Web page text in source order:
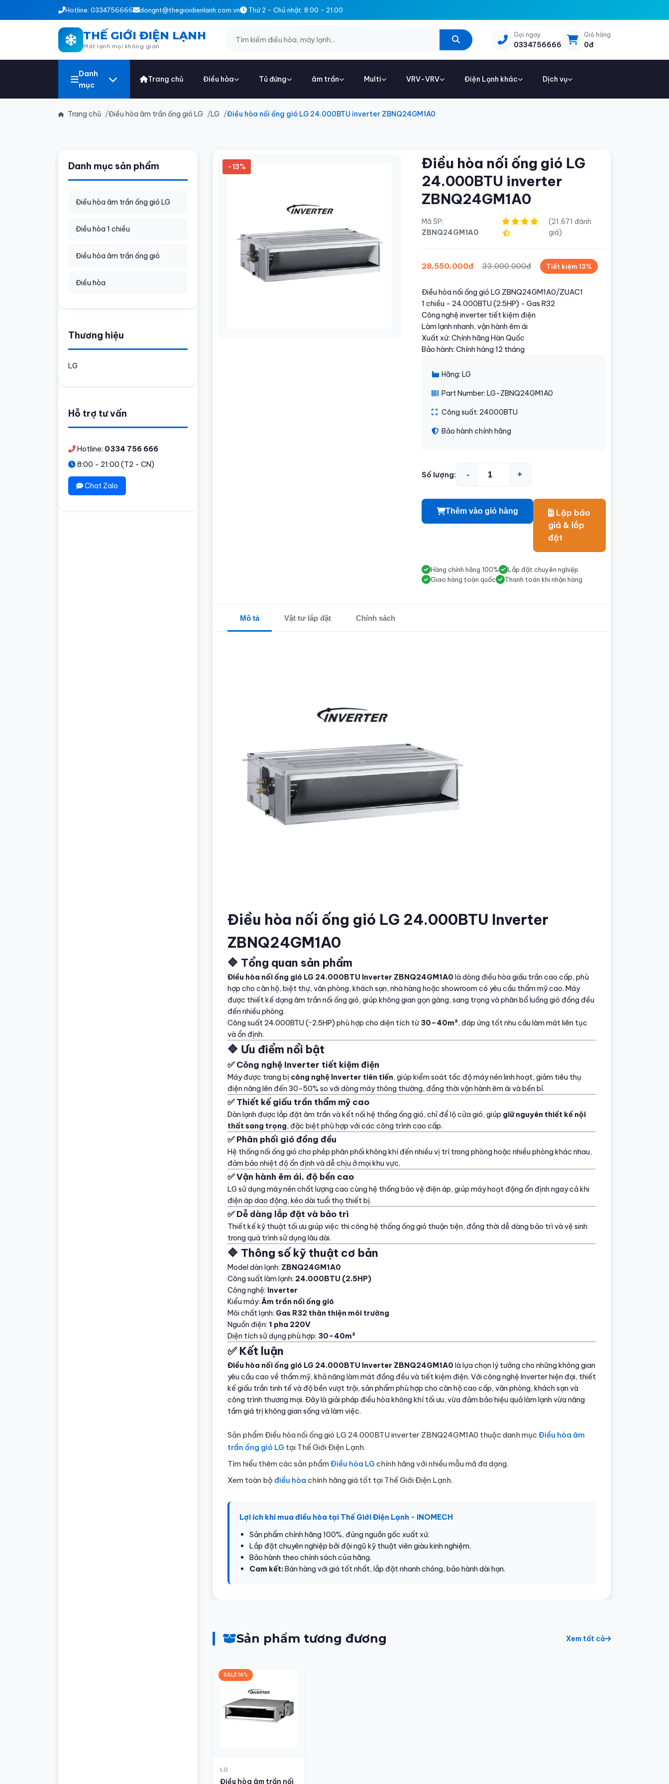
Hotline: 0334756666 dongnt@thegioidienlanh.com.vn Thứ 2 - Chủ nhật: 8:00 - 21:00
THẾ GIỚI ĐIỆN LẠNH
Mát lạnh mọi không gian
Gọi ngay
0334756666
Giỏ hàng
0đ
Danh
mục
Trang chủ Điều hòa Tủ đứng âm trần Multi VRV-VRV Điện Lạnh khác Dịch vụ
Trang chủ Điều hòa âm trần ống gió LG LG Điều hòa nối ống gió LG 24.000BTU inverter ZBNQ24GM1A0
Danh mục sản phẩm
Điều hòa âm trần ống gió LG
Điều hòa 1 chiều
Điều hòa âm trần ống gió
Điều hòa
Thương hiệu
LG
Hỗ trợ tư vấn
Hotline: 0334 756 666
8:00 - 21:00 (T2 - CN)
Chat Zalo
-13%
Điều hòa nối ống gió LG
24.000BTU inverter
ZBNQ24GM1A0
Mã SP:
ZBNQ24GM1A0
(21,671 đánh
giá)
28,550,000đ 33,000,000đ Tiết kiệm 13%
Điều hòa nối ống gió LG ZBNQ24GM1A0/ZUAC1
1 chiều - 24.000BTU (2.5HP) - Gas R32
Công nghệ inverter tiết kiệm điện
Làm lạnh nhanh, vận hành êm ái
Xuất xứ: Chính hãng Hàn Quốc
Bảo hành: Chính háng 12 tháng
Hãng: LG
Part Number: LG-ZBNQ24GM1A0
Công suất: 24000BTU
Bảo hành chính hãng
Số lượng: - +
Thêm vào giỏ hàng
Lập báo
giá & lắp
đặt
Hàng chính hãng 100%
Lắp đặt chuyên nghiệp
Giao hàng toàn quốc
Thanh toán khi nhận hàng
Mô tả Vật tư lắp đặt Chính sách
Điều hòa nối ống gió LG 24.000BTU Inverter
ZBNQ24GM1A0
🔷 Tổng quan sản phẩm
Điều hòa nối ống gió LG 24.000BTU Inverter ZBNQ24GM1A0 là dòng điều hòa giấu trần cao cấp, phù
hợp cho căn hộ, biệt thự, văn phòng, khách sạn, nhà hàng hoặc showroom có yêu cầu thẩm mỹ cao. Máy
được thiết kế dạng âm trần nối ống gió, giúp không gian gọn gàng, sang trọng và phân bổ luồng gió đồng đều
đến nhiều phòng.
Công suất 24.000BTU (~2.5HP) phù hợp cho diện tích từ 30–40m², đáp ứng tốt nhu cầu làm mát liên tục
và ổn định.
🔷 Ưu điểm nổi bật
✅ Công nghệ Inverter tiết kiệm điện
Máy được trang bị công nghệ Inverter tiên tiến, giúp kiểm soát tốc độ máy nén linh hoạt, giảm tiêu thụ
điện năng lên đến 30–50% so với dòng máy thông thường, đồng thời vận hành êm ái và bền bỉ.
✅ Thiết kế giấu trần thẩm mỹ cao
Dàn lạnh được lắp đặt âm trần và kết nối hệ thống ống gió, chỉ để lộ cửa gió, giúp giữ nguyên thiết kế nội
thất sang trọng, đặc biệt phù hợp với các công trình cao cấp.
✅ Phân phối gió đồng đều
Hệ thống nối ống gió cho phép phân phối không khí đến nhiều vị trí trong phòng hoặc nhiều phòng khác nhau,
đảm bảo nhiệt độ ổn định và dễ chịu ở mọi khu vực.
✅ Vận hành êm ái, độ bền cao
LG sử dụng máy nén chất lượng cao cùng hệ thống bảo vệ điện áp, giúp máy hoạt động ổn định ngay cả khi
điện áp dao động, kéo dài tuổi thọ thiết bị.
✅ Dễ dàng lắp đặt và bảo trì
Thiết kế kỹ thuật tối ưu giúp việc thi công hệ thống ống gió thuận tiện, đồng thời dễ dàng bảo trì và vệ sinh
trong quá trình sử dụng lâu dài.
🔷 Thông số kỹ thuật cơ bản
Model dàn lạnh: ZBNQ24GM1A0
Công suất làm lạnh: 24.000BTU (2.5HP)
Công nghệ: Inverter
Kiểu máy: Âm trần nối ống gió
Môi chất lạnh: Gas R32 thân thiện môi trường
Nguồn điện: 1 pha 220V
Diện tích sử dụng phù hợp: 30–40m²
✅ Kết luận
Điều hòa nối ống gió LG 24.000BTU Inverter ZBNQ24GM1A0 là lựa chọn lý tưởng cho những không gian
yêu cầu cao về thẩm mỹ, khả năng làm mát đồng đều và tiết kiệm điện. Với công nghệ Inverter hiện đại, thiết
kế giấu trần tinh tế và độ bền vượt trội, sản phẩm phù hợp cho căn hộ cao cấp, văn phòng, khách sạn và
công trình thương mại. Đây là giải pháp điều hòa không khí tối ưu, vừa đảm bảo hiệu quả làm lạnh vừa nâng
tầm giá trị không gian sống và làm việc.
Sản phẩm Điều hòa nối ống gió LG 24.000BTU inverter ZBNQ24GM1A0 thuộc danh mục Điều hòa âm
trần ống gió LG tại Thế Giới Điện Lạnh.
Tìm hiểu thêm các sản phẩmĐiều hòa LG chính hãng với nhiều mẫu mã đa dạng.
Xem toàn bộ điều hòa chính hãng giá tốt tại Thế Giới Điện Lạnh.
Lợi ích khi mua điều hòa tại Thế Giới Điện Lạnh - INOMECH
Sản phẩm chính hãng 100%, đúng nguồn gốc xuất xứ.
Lắp đặt chuyên nghiệp bởi đội ngũ kỹ thuật viên giàu kinh nghiệm.
Bảo hành theo chính sách của hãng.
Cam kết:Bán hàng với giá tốt nhất, lắp đặt nhanh chóng, bảo hành dài hạn.
Sản phẩm tương đương Xem tất cả
SALE 16%
LG
Điều hòa âm trần nối